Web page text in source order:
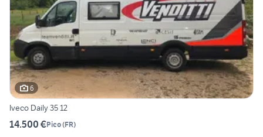
6
Iveco Daily 35 12
14.500 €Pico(FR)